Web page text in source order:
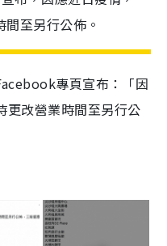
至另行公佈。
專頁宣布：「因
更改營業時間至另行公